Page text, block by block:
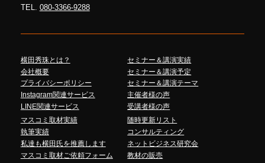
TEL. 080-3366-9288
横田秀珠とは？
会社概要
プライバシーポリシー
Instagram関連サービス
LINE関連サービス
セミナー＆講演実績
セミナー＆講演予定
セミナー＆講演テーマ
主催者様の声
受講者様の声
マスコミ取材実績
執筆実績
私達も横田氏を推薦します
マスコミ取材ご依頼フォーム
随時更新リスト
コンサルティング
ネットビジネス研究会
教材の販売